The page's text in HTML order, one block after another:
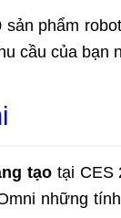
phẩm
cầu của bạn
tạotại CES
những